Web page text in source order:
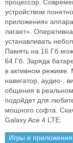
процессор.
устройством
приложениях
лагает».
устанавливать
Память на 16 Гб
64 Гб. Заряда
в активном режиме.
навигатор, аудио-,
общения в
подойдет для
мощного софта.
Galaxy Ace 4 LTE.
Игры и